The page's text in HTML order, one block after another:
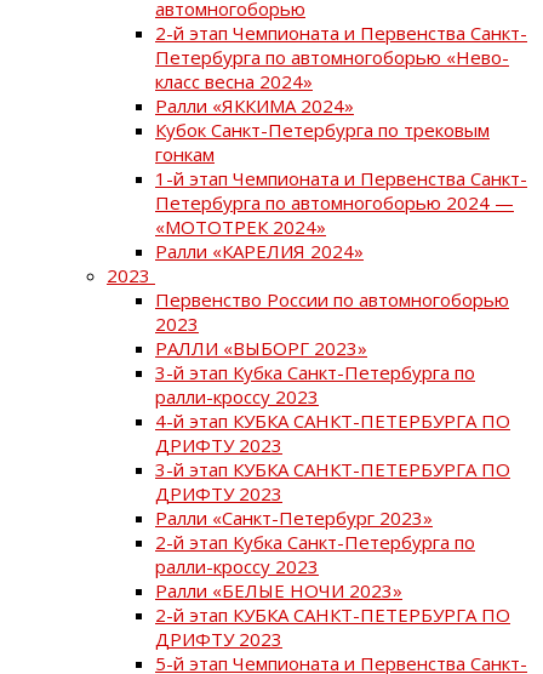
автомногоборью
2-й этап Чемпионата и Первенства Санкт-
Петербурга по автомногоборью «Нево-
класс весна 2024»
Ралли «ЯККИМА 2024»
Кубок Санкт-Петербурга по трековым
гонкам
1-й этап Чемпионата и Первенства Санкт-
Петербурга по автомногоборью 2024 —
«МОТОТРЕК 2024»
Ралли «КАРЕЛИЯ 2024»
2023
Первенство России по автомногоборью
2023
РАЛЛИ «ВЫБОРГ 2023»
3-й этап Кубка Санкт-Петербурга по
ралли-кроссу 2023
4-й этап КУБКА САНКТ-ПЕТЕРБУРГА ПО
ДРИФТУ 2023
3-й этап КУБКА САНКТ-ПЕТЕРБУРГА ПО
ДРИФТУ 2023
Ралли «Санкт-Петербург 2023»
2-й этап Кубка Санкт-Петербурга по
ралли-кроссу 2023
Ралли «БЕЛЫЕ НОЧИ 2023»
2-й этап КУБКА САНКТ-ПЕТЕРБУРГА ПО
ДРИФТУ 2023
5-й этап Чемпионата и Первенства Санкт-